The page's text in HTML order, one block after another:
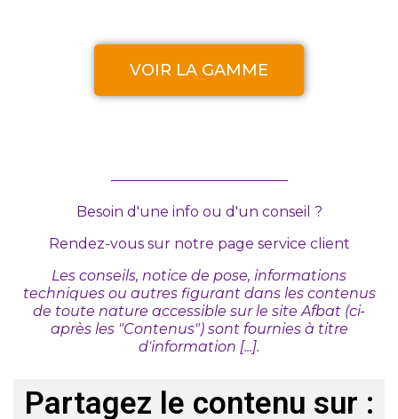
VOIR LA GAMME
Besoin d'une info ou d'un conseil ?
Rendez-vous sur notre page service client
Les conseils, notice de pose, informations
techniques ou autres figurant dans les contenus
de toute nature accessible sur le site Afbat (ci-
après les "Contenus") sont fournies à titre
d'information [...].
Partagez le contenu sur :